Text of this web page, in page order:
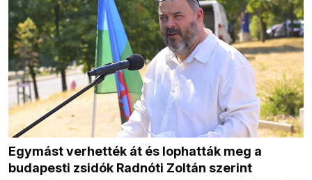
Egymást verhették át és lophatták meg a
budapesti zsidók Radnóti Zoltán szerint